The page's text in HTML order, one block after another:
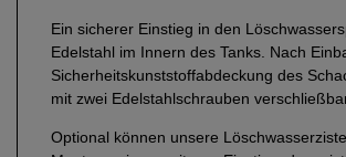
Ein sicherer Einstieg in den
Edelstahl im Innern des Tanks. Nach
Sicherheitskunststoffabdeckung des
mit zwei Edelstahlschrauben
Optional können unsere